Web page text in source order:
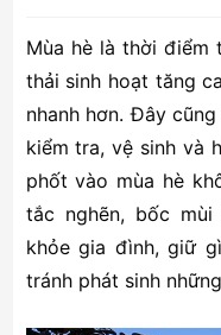
Mùa hè là thời điểm
thải sinh hoạt tăng
nhanh hơn. Đây
kiểm tra, vệ sinh và
phốt vào mùa hè
tắc nghẽn, bốc
khỏe gia đình, giữ
tránh phát sinh